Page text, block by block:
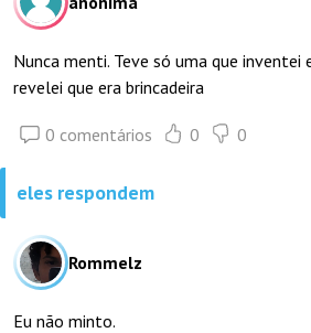
Nunca menti. Teve só uma que
revelei que era brincadeira
0 comentários 0 0
eles respondem
Rommelz
Eu não minto.